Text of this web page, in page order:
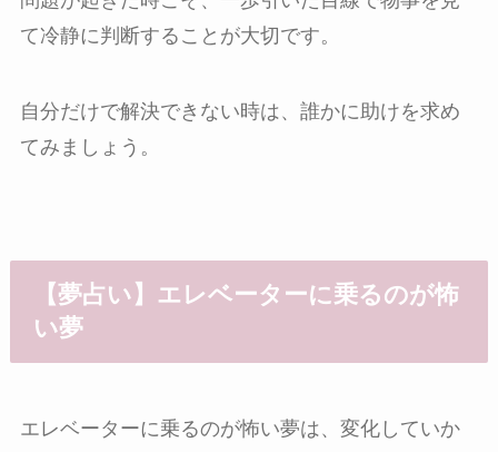
て冷静に判断することが大切です。
自分だけで解決できない時は、誰かに助けを求め
てみましょう。
【夢占い】エレベーターに乗るのが怖
い夢
エレベーターに乗るのが怖い夢は、変化していか